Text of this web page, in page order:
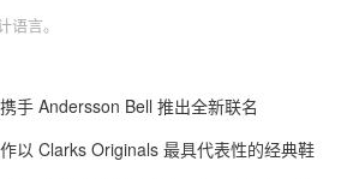
言。
手 Andersson Bell 推出全新联名
以 Clarks Originals 最具代表性的经典鞋